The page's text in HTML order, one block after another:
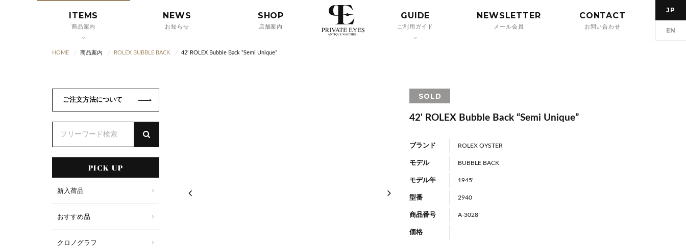
ITEMS
商品案内
NEWS
お知らせ
SHOP
店舗案内
GUIDE
ご利用ガイド
NEWSLETTER
メール会員
CONTACT
お問い合わせ
JP
EN
HOME 商品案内 ROLEX BUBBLE BACK 42' ROLEX Bubble Back “Semi Unique”
ご注文方法について
PICK UP
新入荷品
おすすめ品
クロノグラフ
SOLD
42' ROLEX Bubble Back “Semi Unique”
ブランド ROLEX OYSTER
モデル BUBBLE BACK
モデル年 1945'
型番 2940
商品番号 A-3028
価格